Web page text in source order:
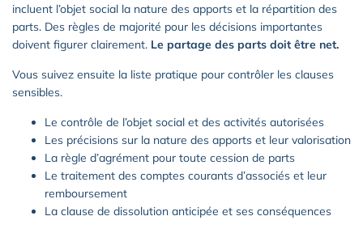
incluent l’objet social la nature des apports et la répartition des
parts. Des règles de majorité pour les décisions importantes
doivent figurer clairement. Le partage des parts doit être net.
Vous suivez ensuite la liste pratique pour contrôler les clauses
sensibles.
Le contrôle de l’objet social et des activités autorisées
Les précisions sur la nature des apports et leur valorisation
La règle d’agrément pour toute cession de parts
Le traitement des comptes courants d’associés et leur
remboursement
La clause de dissolution anticipée et ses conséquences